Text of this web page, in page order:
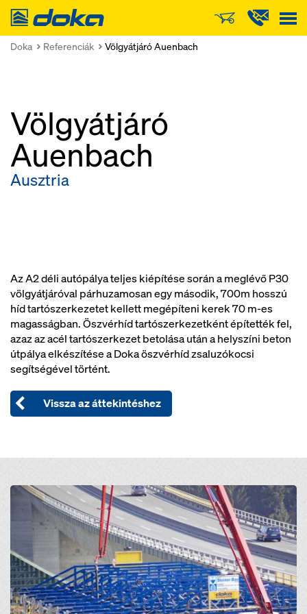
Doka
Doka Referenciák Völgyátjáró Auenbach
Völgyátjáró
Auenbach
Ausztria
Az A2 déli autópálya teljes kiépítése során a meglévő P30
völgyátjáróval párhuzamosan egy második, 700m hosszú
híd tartószerkezetet kellett megépíteni kerek 70 m-es
magasságban. Öszvérhíd tartószerkezetként építették fel,
azaz az acél tartószerkezet betolása után a helyszíni beton
útpálya elkészítése a Doka öszvérhíd zsaluzókocsi
segítségével történt.
Vissza az áttekintéshez
Open